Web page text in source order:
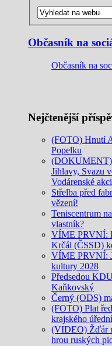
Občasník na
Občasník na
Nejčtenější
(FOTO) Hnutí
Popelku
(DOKUMENT)
Jihlavy, Svazu
Vodárenské
Střelba před
vězení!
Teniscentrum
vlastník?
VÍME PRVNÍ:
Krčál (ČSSD)
VÍME PRVNÍ:
kultury 2028
Předsedou
Kaňkovský
Černý (ODS)
(FOTO) Plat
krajského
(VIDEO) Žďár
hrou ruských